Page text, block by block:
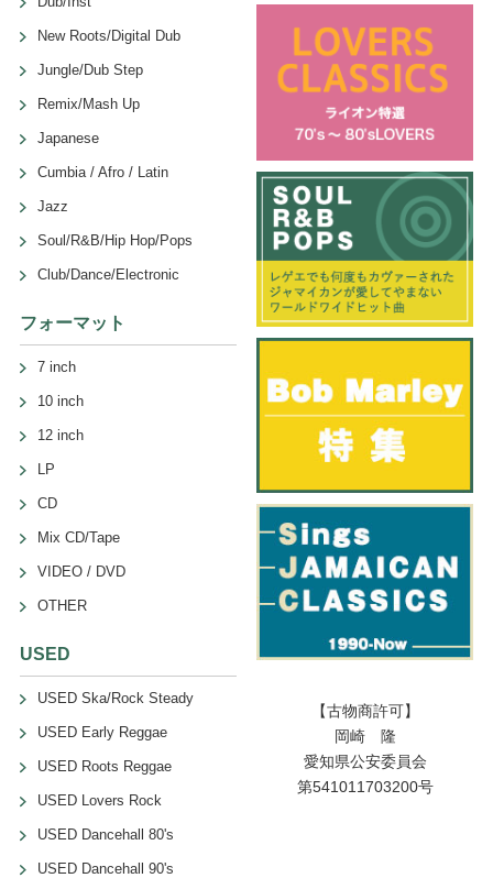
New Roots/Digital Dub
Jungle/Dub Step
Remix/Mash Up
Japanese
Cumbia / Afro / Latin
Jazz
Soul/R&B/Hip Hop/Pops
Club/Dance/Electronic
フォーマット
7 inch
10 inch
12 inch
LP
CD
Mix CD/Tape
VIDEO / DVD
OTHER
USED
USED Ska/Rock Steady
USED Early Reggae
USED Roots Reggae
USED Lovers Rock
USED Dancehall 80's
USED Dancehall 90's
【古物商許可】
岡崎 隆
愛知県公安委員会
第541011703200号